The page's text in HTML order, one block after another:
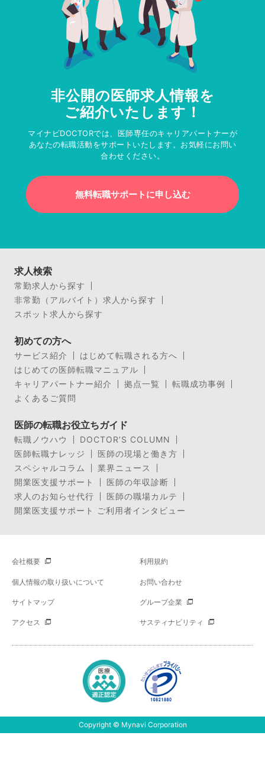
非公開の医師求人情報を
ご紹介いたします！
マイナビDOCTORでは、医師専任のキャリアパートナーが
あなたの転職活動をサポートいたします。お気軽にお問い
合わせください。
無料転職サポートに申し込む
求人検索
常勤求人から探す
非常勤（アルバイト）求人から探す
スポット求人から探す
初めての方へ
サービス紹介
はじめて転職される方へ
はじめての医師転職マニュアル
キャリアパートナー紹介
拠点一覧
転職成功事例
よくあるご質問
医師の転職お役立ちガイド
転職ノウハウ
DOCTOR’S COLUMN
医師転職ナレッジ
医師の現場と働き方
スペシャルコラム
業界ニュース
開業医支援サポート
医師の年収診断
求人のお知らせ代行
医師の職場カルテ
開業医支援サポート ご利用者インタビュー
会社概要 利用規約
個人情報の取り扱いについて お問い合わせ
サイトマップ グループ企業
アクセス サスティナビリティ
Copyright © Mynavi Corporation